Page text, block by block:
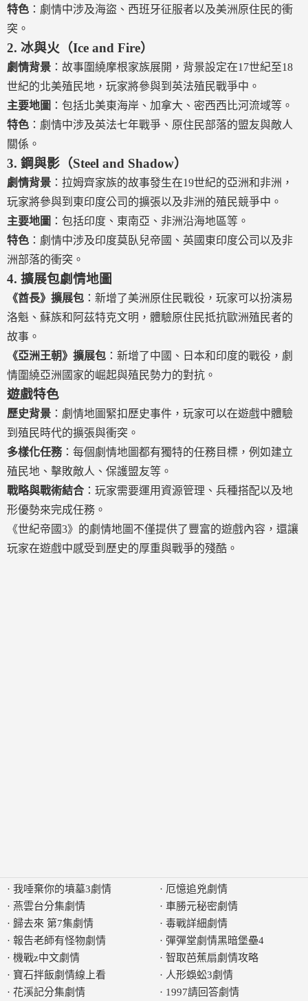
特色 ：劇情中涉及海盜、西班牙征服者以及美洲原住民的衝
突。
2. 冰與火（Ice and Fire）
劇情背景 ：故事圍繞摩根家族展開，背景設定在17世紀至18
世紀的北美殖民地，玩家將參與到英法殖民戰爭中。
主要地圖 ：包括北美東海岸、加拿大、密西西比河流域等。
特色 ：劇情中涉及英法七年戰爭、原住民部落的盟友與敵人
關係。
3. 鋼與影（Steel and Shadow）
劇情背景 ：拉姆齊家族的故事發生在19世紀的亞洲和非洲，
玩家將參與到東印度公司的擴張以及非洲的殖民競爭中。
主要地圖 ：包括印度、東南亞、非洲沿海地區等。
特色 ：劇情中涉及印度莫臥兒帝國、英國東印度公司以及非
洲部落的衝突。
4. 擴展包劇情地圖
《酋長》擴展包 ：新增了美洲原住民戰役，玩家可以扮演易
洛魁、蘇族和阿茲特克文明，體驗原住民抵抗歐洲殖民者的
故事。
《亞洲王朝》擴展包 ：新增了中國、日本和印度的戰役，劇
情圍繞亞洲國家的崛起與殖民勢力的對抗。
遊戲特色
歷史背景 ：劇情地圖緊扣歷史事件，玩家可以在遊戲中體驗
到殖民時代的擴張與衝突。
多樣化任務：每個劇情地圖都有獨特的任務目標，例如建立
殖民地、擊敗敵人、保護盟友等。
戰略與戰術結合 ：玩家需要運用資源管理、兵種搭配以及地
形優勢來完成任務。
《世紀帝國3》的劇情地圖不僅提供了豐富的遊戲內容，還讓
玩家在遊戲中感受到歷史的厚重與戰爭的殘酷。
· 我唾棄你的墳墓3劇情
· 燕雲台分集劇情
· 歸去來 第7集劇情
· 報告老師有怪物劇情
· 機戰z中文劇情
· 寶石拌飯劇情線上看
· 花溪記分集劇情
· 厄憶追兇劇情
· 車勝元秘密劇情
· 毒戰詳細劇情
· 彈彈堂劇情黑暗堡壘4
· 智取芭蕉扇劇情攻略
· 人形蜈蚣3劇情
· 1997請回答劇情